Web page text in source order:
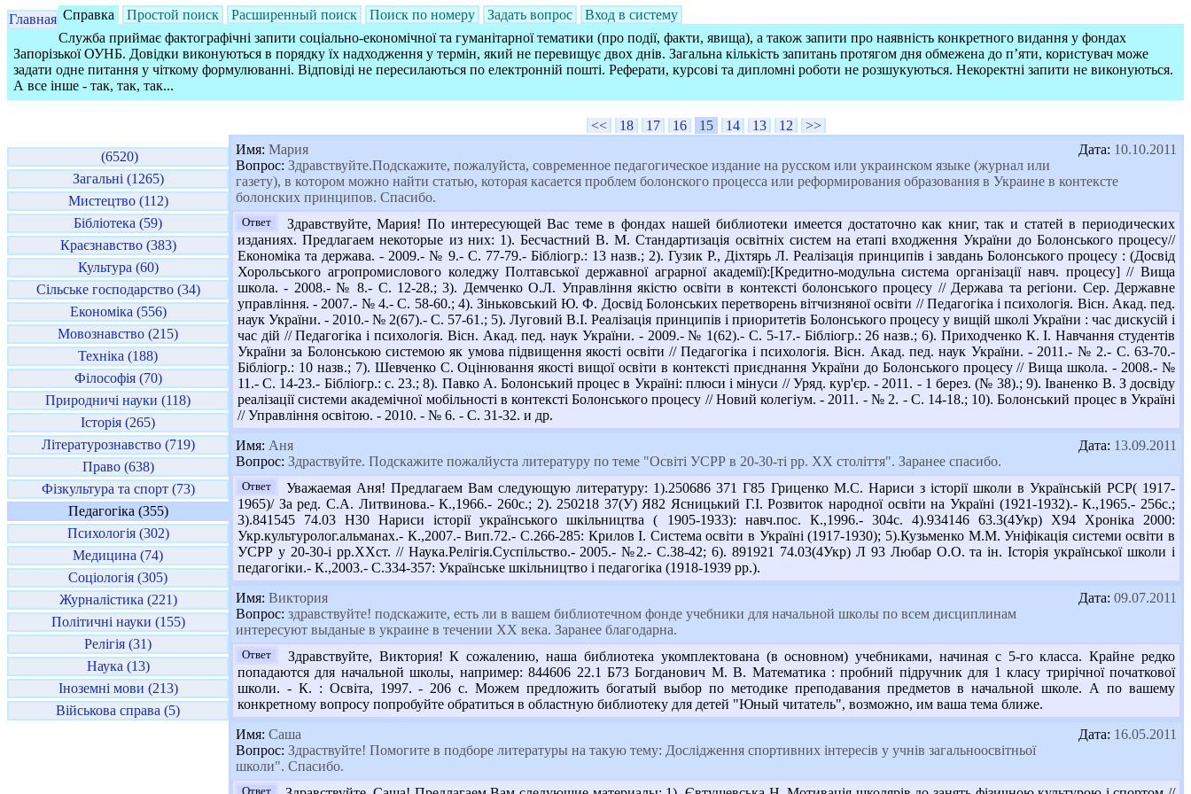
Главная Справка Простой поиск Расширенный поиск Поиск по номеру Задать вопрос
Вход в систему
Служба приймає фактографічні запити соціально-економічної та гуманітарної тематики (про події, факти, явища), а також запити про наявність конкретного видання у фондах
Запорізької ОУНБ. Довідки виконуються в порядку їх надходження у термін, який не перевищує двох днів. Загальна кількість запитань протягом дня обмежена до п’яти, користувач може
задати одне питання у чіткому формулюванні. Відповіді не пересилаються по електронній пошті. Реферати, курсові та дипломні роботи не розшукуються. Некоректні запити не виконуються.
А все інше - так, так, так...
(6520)
Загальні (1265)
Мистецтво (112)
Бібліотека (59)
Краєзнавство (383)
Культура (60)
Сільське господарство (34)
Економіка (556)
Мовознавство (215)
Техніка (188)
Філософія (70)
Природничі науки (118)
Історія (265)
Літературознавство (719)
Право (638)
Фізкультура та спорт (73)
Педагогіка (355)
Психологія (302)
Медицина (74)
Соціологія (305)
Журналістика (221)
Політичні науки (155)
Релігія (31)
Наука (13)
Іноземні мови (213)
Військова справа (5)
<< 18 17 16 15 14 13 12
>>
Дата: 10.10.2011
Имя: Мария
Вопрос: Здравствуйте.Подскажите, пожалуйста, современное педагогическое издание на русском или украинском языке (журнал или
газету), в котором можно найти статью, которая касается проблем болонского процесса или реформирования образования в Украине в контексте
болонских принципов. Спасибо.
Ответ
Здравствуйте, Мария! По интересующей Вас теме в фондах нашей библиотеки имеется достаточно как книг, так и статей в периодических
изданиях. Предлагаем некоторые из них: 1). Бесчастний В. М. Стандартизація освітніх систем на етапі входження України до Болонського процесу//
Економіка та держава. - 2009.- № 9.- С. 77-79.- Бібліогр.: 13 назв.; 2). Гузик Р., Діхтярь Л. Реалізація принципів і завдань Болонського процесу : (Досвід
Хорольського агропромислового коледжу Полтавської державної аграрної академії):[Кредитно-модульна система організації навч. процесу] // Вища
школа. - 2008.- № 8.- С. 12-28.; 3). Демченко О.Л. Управління якістю освіти в контексті болонського процесу // Держава та регіони. Сер. Державне
управління. - 2007.- № 4.- С. 58-60.; 4). Зіньковський Ю. Ф. Досвід Болонських перетворень вітчизняної освіти // Педагогіка і психологія. Вісн. Акад. пед.
наук України. - 2010.- № 2(67).- С. 57-61.; 5). Луговий В.І. Реалізація принципів і приоритетів Болонського процесу у вищій школі України : час дискусій і
час дій // Педагогіка і психологія. Вісн. Акад. пед. наук України. - 2009.- № 1(62).- С. 5-17.- Бібліогр.: 26 назв.; 6). Приходченко К. І. Навчання студентів
України за Болонською системою як умова підвищення якості освіти // Педагогіка і психологія. Вісн. Акад. пед. наук України. - 2011.- № 2.- С. 63-70.-
Бібліогр.: 10 назв.; 7). Шевченко С. Оцінювання якості вищої освіти в контексті приєднання України до Болонського процесу // Вища школа. - 2008.- №
11.- С. 14-23.- Бібліогр.: с. 23.; 8). Павко А. Болонський процес в Україні: плюси і мінуси // Уряд. кур'єр. - 2011. - 1 берез. (№ 38).; 9). Іваненко В. З досвіду
реалізації системи академічної мобільності в контексті Болонського процесу // Новий колегіум. - 2011. - № 2. - С. 14-18.; 10). Болонський процес в Україні
// Управління освітою. - 2010. - № 6. - С. 31-32. и др.
Дата: 13.09.2011
Имя: Аня
Вопрос: Здраствуйте. Подскажите пожалйуста литературу по теме "Освіті УСРР в 20-30-ті рр. ХХ століття". Заранее спасибо.
Ответ
Уважаемая Аня! Предлагаем Вам следующую литературу: 1).250686 371 Г85 Гриценко М.С. Нариси з історії школи в Українській РСР( 1917-
1965)/ За ред. С.А. Литвинова.- К.,1966.- 260с.; 2). 250218 37(У) Я82 Ясницький Г.І. Розвиток народної освіти на Україні (1921-1932).- К.,1965.- 256с.;
3).841545 74.03 Н30 Нариси історії українського шкільництва ( 1905-1933): навч.пос. К.,1996.- 304с. 4).934146 63.3(4Укр) Х94 Хроніка 2000:
Укр.культуролог.альманах.- К.,2007.- Вип.72.- С.266-285: Крилов І. Система освіти в Україні (1917-1930); 5).Кузьменко М.М. Уніфікація системи освіти в
УСРР у 20-30-і рр.ХХст. // Наука.Релігія.Суспільство.- 2005.- №2.- С.38-42; 6). 891921 74.03(4Укр) Л 93 Любар О.О. та ін. Історія української школи і
педагогіки.- К.,2003.- С.334-357: Українське шкільництво і педагогіка (1918-1939 рр.).
Дата: 09.07.2011
Имя: Виктория
Вопрос: здравствуйте! подскажите, есть ли в вашем библиотечном фонде учебники для начальной школы по всем дисциплинам
интересуют выданые в украине в течении ХХ века. Заранее благодарна.
Ответ
Здравствуйте, Виктория! К сожалению, наша библиотека укомплектована (в основном) учебниками, начиная с 5-го класса. Крайне редко
попадаются для начальной школы, например: 844606 22.1 Б73 Богданович М. В. Математика : пробний підручник для 1 класу трирічної початкової
школи. - К. : Освіта, 1997. - 206 с. Можем предложить богатый выбор по методике преподавания предметов в начальной школе. А по вашему
конкретному вопросу попробуйте обратиться в областную библиотеку для детей "Юный читатель", возможно, им ваша тема ближе.
Дата: 16.05.2011
Имя: Саша
Вопрос: Здраствуйте! Помогите в подборе литературы на такую тему: Дослідження спортивних інтересів у учнів загальноосвітньої
школи". Спасибо.
Ответ